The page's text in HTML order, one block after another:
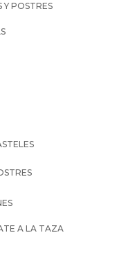
POSTRES
A LA TAZA